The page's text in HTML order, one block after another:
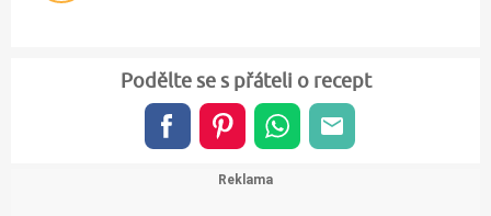
Podělte se s přáteli o recept